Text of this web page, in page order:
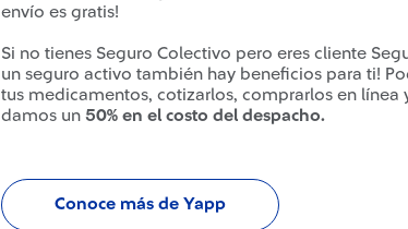
envío es gratis!
Si no tienes Seguro Colectivo pero eres cliente
un seguro activo también hay beneficios para ti!
tus medicamentos, cotizarlos, comprarlos en línea
damos un 50% en el costo del despacho.
Conoce más de Yapp